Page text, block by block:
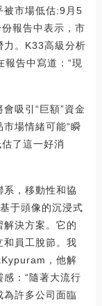
被市場低估:9月5
報告中表示，市
力。K33高級分析
告中寫道：“現
吸引“巨額”資金
場情緒可能“瞬
了這一好消
系，移動性和協
于頭像的沉浸式
決方案。它的
和員工脫節。我
，他解
：“隨著大流行
為許多公司面臨